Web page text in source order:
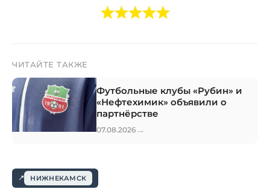
ЧИТАЙТЕ ТАКЖЕ
Футбольные клубы «Рубин» и
«Нефтехимик» объявили о
партнёрстве
07.08.2026 →
НИЖНЕКАМСК